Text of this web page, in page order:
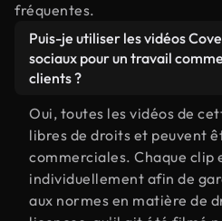
fréquentes.
Puis-je utiliser les vidéos
sociaux pour un travail
clients ?
Oui, toutes les vidéos de
libres de droits et peuvent
commerciales. Chaque clip
individuellement afin de
aux normes en matière de